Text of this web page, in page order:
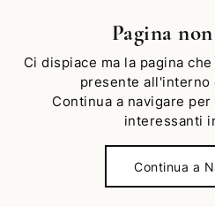
Pagina
Ci dispiace ma la pagina
presente all'interno
Continua a navigare
interessanti
Continua a